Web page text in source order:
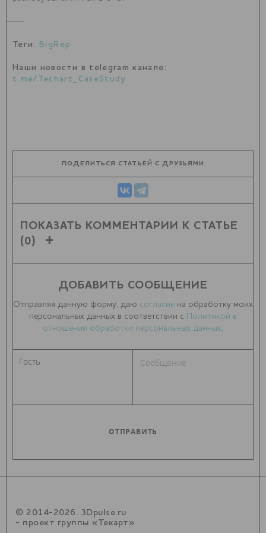
Теги: BigRep
Наши новости в telegram канале:
t.me/Techart_CaseStudy
ПОДЕЛИТЬСЯ СТАТЬЕЙ С ДРУЗЬЯМИ
ПОКАЗАТЬ КОММЕНТАРИИ К СТАТЬЕ
(0)
ДОБАВИТЬ СООБЩЕНИЕ
Отправляя данную форму, даю согласие на обработку моих
персональных данных в соответствии с Политикой в
отношении обработки персональных данных.
© 2014-2026. 3Dpulse.ru
- проект группы «Текарт»